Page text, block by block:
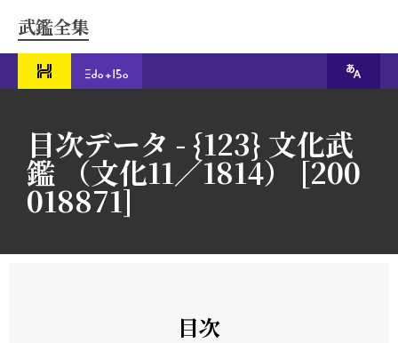
武鑑全集
目次データ - {123} 文化武
鑑 （文化11／1814） [200
018871]
目次